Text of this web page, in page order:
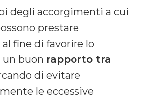
degli accorgimenti a cui
prestare
fine di favorire lo
un buon rapporto tra
di evitare
le eccessive